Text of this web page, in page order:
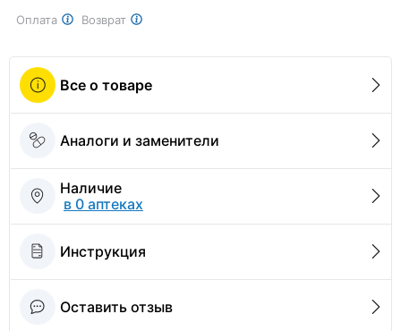
Оплата Возврат
Все о товаре
Аналоги и заменители
Наличие
в 0 аптеках
Инструкция
Оставить отзыв